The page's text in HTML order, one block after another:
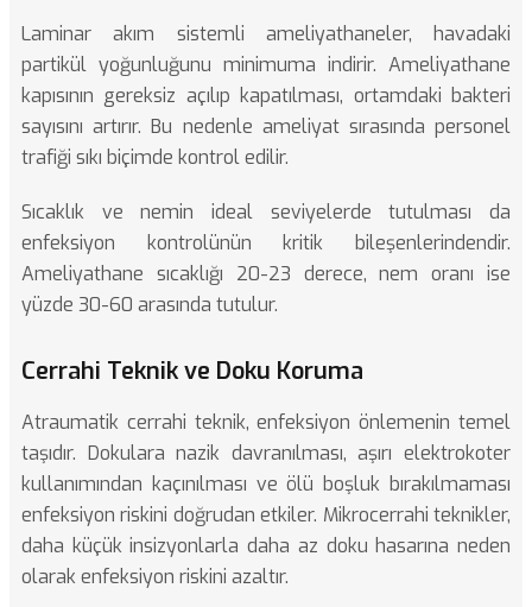
Laminar akım sistemli ameliyathaneler, havadaki
partikül yoğunluğunu minimuma indirir. Ameliyathane
kapısının gereksiz açılıp kapatılması, ortamdaki bakteri
sayısını artırır. Bu nedenle ameliyat sırasında personel
trafiği sıkı biçimde kontrol edilir.
Sıcaklık ve nemin ideal seviyelerde tutulması da
enfeksiyon kontrolünün kritik bileşenlerindendir.
Ameliyathane sıcaklığı 20-23 derece, nem oranı ise
yüzde 30-60 arasında tutulur.
Cerrahi Teknik ve Doku Koruma
Atraumatik cerrahi teknik, enfeksiyon önlemenin temel
taşıdır. Dokulara nazik davranılması, aşırı elektrokoter
kullanımından kaçınılması ve ölü boşluk bırakılmaması
enfeksiyon riskini doğrudan etkiler. Mikrocerrahi teknikler,
daha küçük insizyonlarla daha az doku hasarına neden
olarak enfeksiyon riskini azaltır.